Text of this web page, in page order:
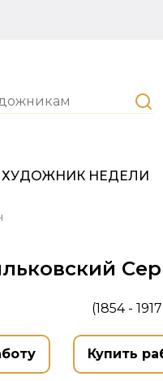
ХУДОЖНИК НЕДЕЛИ
(1854 -
Купить